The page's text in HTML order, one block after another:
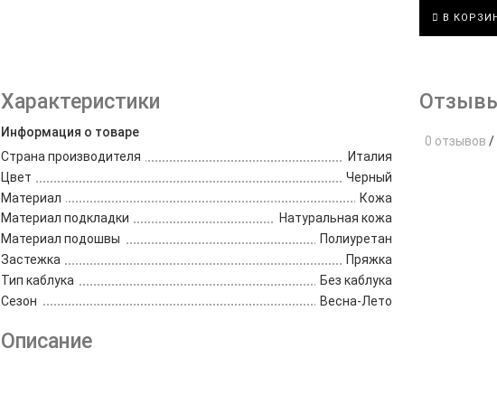
В
Характеристики
Информация о товаре
Страна производителя
Италия
Цвет
Черный
Материал
Кожа
Материал подкладки
Натуральная кожа
Материал подошвы
Полиуретан
Застежка
Пряжка
Тип каблука
Без каблука
Сезон
Весна-Лето
0 отзывов /
Описание